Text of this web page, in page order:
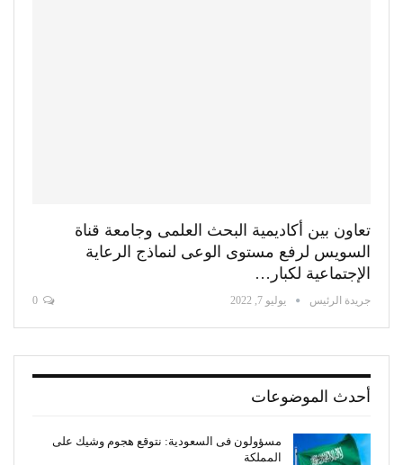
تعاون بين أكاديمية البحث العلمى وجامعة قناة
السويس لرفع مستوى الوعى لنماذج الرعاية
الإجتماعية لكبار…
جريدة الرئيس يوليو 7, 2022
أحدث الموضوعات
مسؤولون فى السعودية: نتوقع هجوم وشيك على
المملكة